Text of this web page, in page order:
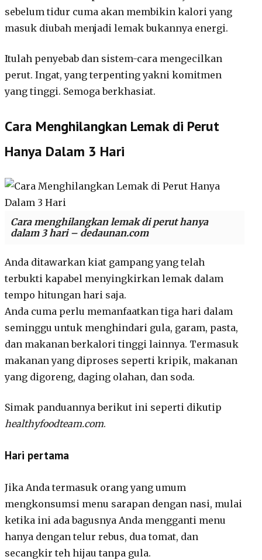
sebelum tidur cuma akan membikin kalori yang
masuk diubah menjadi lemak bukannya energi.
Itulah penyebab dan sistem-cara mengecilkan
perut. Ingat, yang terpenting yakni komitmen
yang tinggi. Semoga berkhasiat.
Cara Menghilangkan Lemak di Perut
Hanya Dalam 3 Hari
Cara menghilangkan lemak di perut hanya
dalam 3 hari – dedaunan.com
Anda ditawarkan kiat gampang yang telah
terbukti kapabel menyingkirkan lemak dalam
tempo hitungan hari saja.
Anda cuma perlu memanfaatkan tiga hari dalam
seminggu untuk menghindari gula, garam, pasta,
dan makanan berkalori tinggi lainnya. Termasuk
makanan yang diproses seperti kripik, makanan
yang digoreng, daging olahan, dan soda.
Simak panduannya berikut ini seperti dikutip
healthyfoodteam.com.
Hari pertama
Jika Anda termasuk orang yang umum
mengkonsumsi menu sarapan dengan nasi, mulai
ketika ini ada bagusnya Anda mengganti menu
hanya dengan telur rebus, dua tomat, dan
secangkir teh hijau tanpa gula.